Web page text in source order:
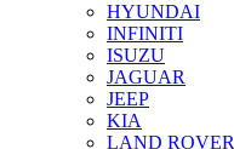
HYUNDAI
INFINITI
ISUZU
JAGUAR
JEEP
KIA
LAND ROVER